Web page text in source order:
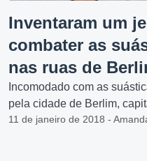
Inventaram um
combater as
nas ruas de
Incomodado com as
pela cidade de Berlim,
11 de janeiro de 2018 -